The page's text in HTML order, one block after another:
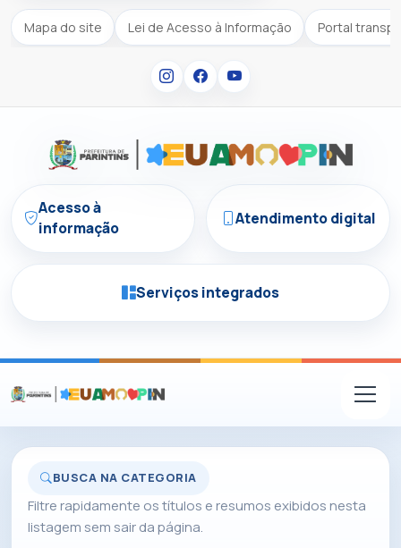
Mapa do site Lei de Acesso à Informação Portal
Acesso à
informação
Atendimento digital
Serviços integrados
BUSCA NA CATEGORIA
Filtre rapidamente os títulos e resumos exibidos nesta
listagem sem sair da página.